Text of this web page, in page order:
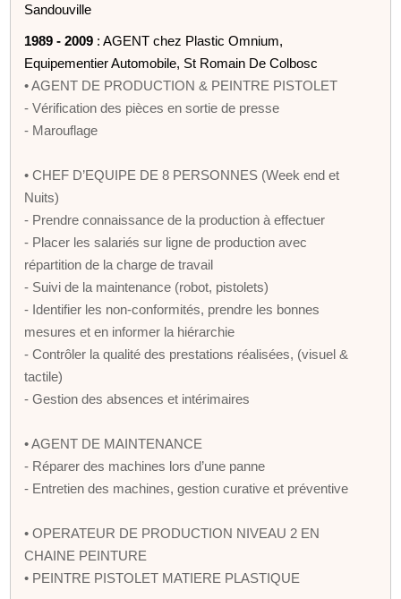
Sandouville
1989 - 2009 : AGENT chez Plastic Omnium,
Equipementier Automobile, St Romain De Colbosc
• AGENT DE PRODUCTION & PEINTRE PISTOLET
- Vérification des pièces en sortie de presse
- Marouflage
• CHEF D’EQUIPE DE 8 PERSONNES (Week end et
Nuits)
- Prendre connaissance de la production à effectuer
- Placer les salariés sur ligne de production avec
répartition de la charge de travail
- Suivi de la maintenance (robot, pistolets)
- Identifier les non-conformités, prendre les bonnes
mesures et en informer la hiérarchie
- Contrôler la qualité des prestations réalisées, (visuel &
tactile)
- Gestion des absences et intérimaires
• AGENT DE MAINTENANCE
- Réparer des machines lors d’une panne
- Entretien des machines, gestion curative et préventive
• OPERATEUR DE PRODUCTION NIVEAU 2 EN
CHAINE PEINTURE
• PEINTRE PISTOLET MATIERE PLASTIQUE